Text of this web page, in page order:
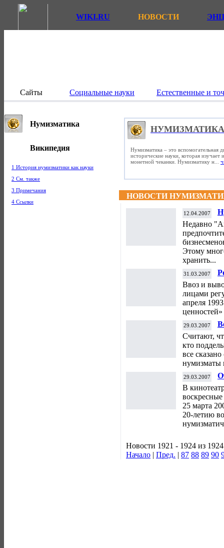
WIKI.RU НОВОСТИ
Сайты Социальные науки Естественные и
Нумизматика
Википедия
1 История нумизматики как науки
2 См. также
3 Примечания
4 Ссылки
НУМИЗМАТИКА
Нумизматика – это вспомогательная
исторические науки, которая
монетной чеканки. Нумизматику н...
НОВОСТИ
12.04.2007
Недавно
Этому
хранить...
31.03.2007
Ввоз и
лицами
апреля
29.03.2007
Считают,
кто
все
нумизматы
29.03.2007
В
25 марта
20-летию
Новости 1921 - 1924 из 1924
Начало | Пред. | 87 88 89 90